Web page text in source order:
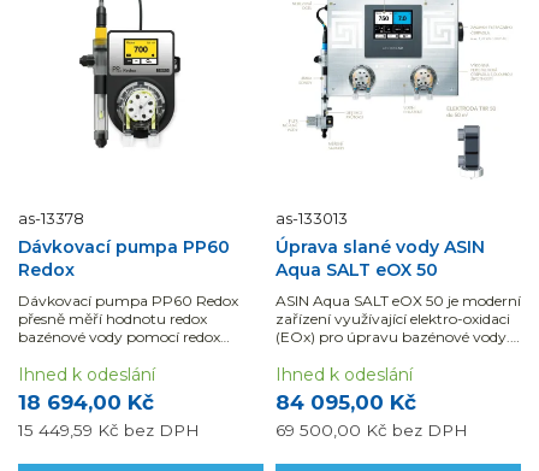
as-13378
Dávkovací pumpa PP60
Redox
Dávkovací pumpa PP60 Redox
přesně měří hodnotu redox
bazénové vody pomocí redox
měření automaticky...
18 694,00 Kč
15 449,59 Kč bez DPH
Ihned k odeslání
as-133013
Úprava slané vody ASIN
Aqua SALT eOX 50
ASIN Aqua SALT eOX 50 je moderní
zařízení využívající elektro-oxidaci
(EOx) pro úpravu bazénové vody.
84 095,00 Kč
69 500,00 Kč bez DPH
Ihned k odeslání